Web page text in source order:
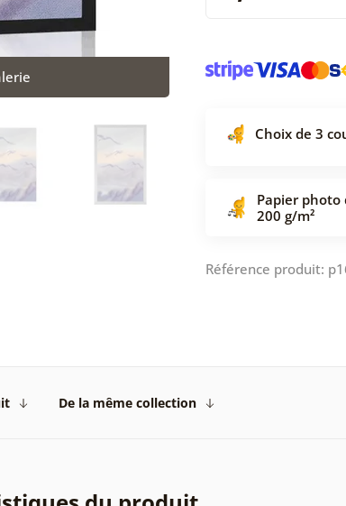
Choix de 3
Papier photo
200 g/m²
Référence produit:
De la même collection